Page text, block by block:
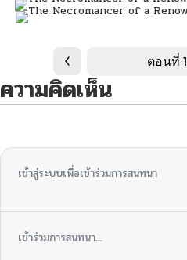
ตอนที่ 1
ความคิดเห็น
เข้าสู่ระบบเพื่อเข้าร่วมการสนทนา
เข้าร่วมการสนทนา...